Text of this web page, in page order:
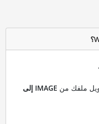
IMAGE إلى